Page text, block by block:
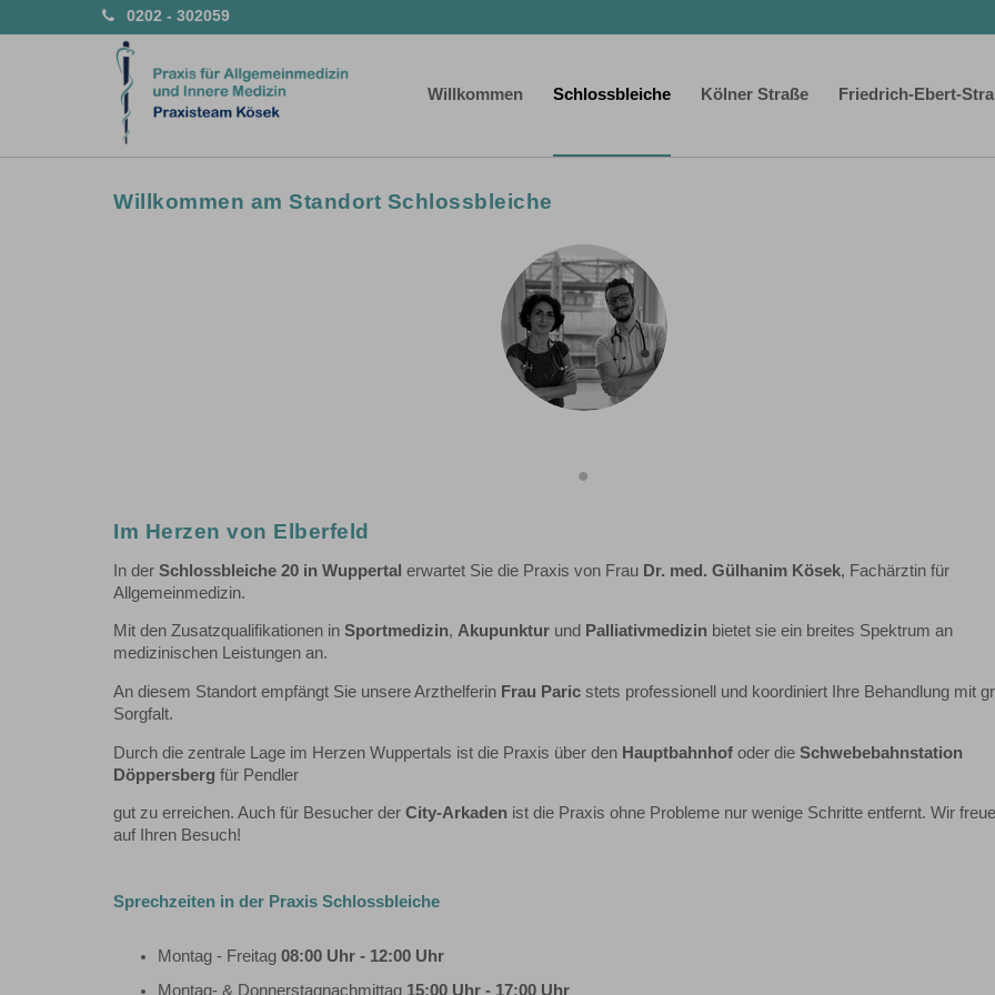
0202 - 302059
Willkommen
Schlossbleiche Kölner Straße Friedrich-Ebert-
Willkommen am Standort Schlossbleiche
Im Herzen von Elberfeld
In der Schlossbleiche 20 in Wuppertal erwartet Sie die Praxis von Frau Dr. med. Gülhanim Kösek, Fachärztin für
Allgemeinmedizin.
Mit den Zusatzqualifikationen in Sportmedizin, Akupunktur und Palliativmedizin bietet sie ein breites Spektrum an
medizinischen Leistungen an.
An diesem Standort empfängt Sie unsere Arzthelferin Frau Paric stets professionell und koordiniert Ihre Behandlung mit
Sorgfalt.
Durch die zentrale Lage im Herzen Wuppertals ist die Praxis über den Hauptbahnhof oder die Schwebebahnstation
Döppersberg für Pendler
gut zu erreichen. Auch für Besucher der City-Arkaden ist die Praxis ohne Probleme nur wenige Schritte entfernt. Wir
auf Ihren Besuch!
Sprechzeiten in der Praxis Schlossbleiche
Montag - Freitag 08:00 Uhr - 12:00 Uhr
Montag- & Donnerstagnachmittag 15:00 Uhr - 17:00 Uhr